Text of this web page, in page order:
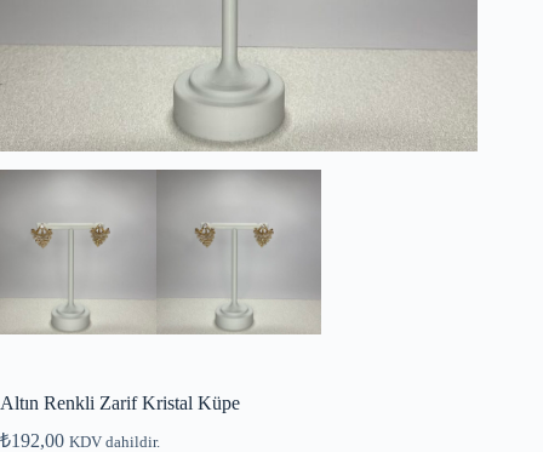
Altın Renkli Zarif Kristal Küpe
₺192,00 KDV dahildir.